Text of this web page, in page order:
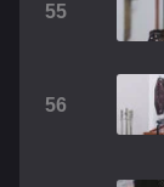
55
56